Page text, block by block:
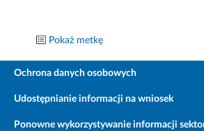
Pokaż metkę
Ochrona danych osobowych
Udostępnianie informacji na wniosek
Ponowne wykorzystywanie informacji